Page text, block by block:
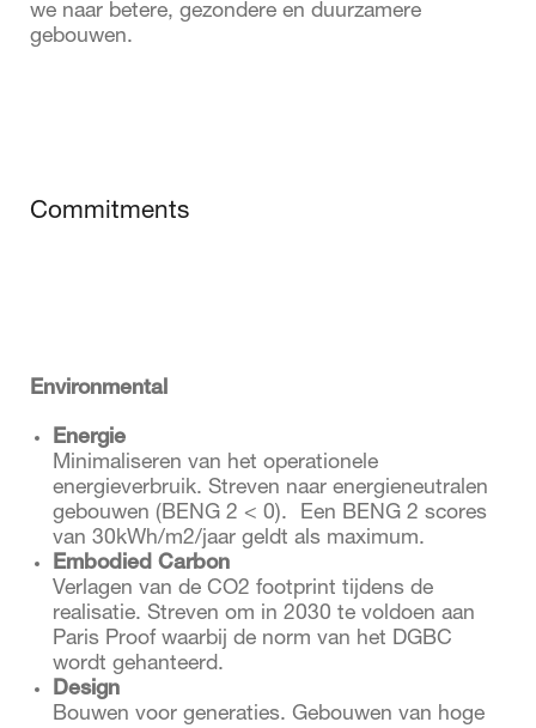
we naar betere, gezondere en duurzamere
gebouwen.
Commitments
Environmental
Energie
Minimaliseren van het operationele
energieverbruik. Streven naar energieneutralen
gebouwen (BENG 2 < 0). Een BENG 2 scores
van 30kWh/m2/jaar geldt als maximum.
Embodied Carbon
Verlagen van de CO2 footprint tijdens de
realisatie. Streven om in 2030 te voldoen aan
Paris Proof waarbij de norm van het DGBC
wordt gehanteerd.
Design
Bouwen voor generaties. Gebouwen van hoge